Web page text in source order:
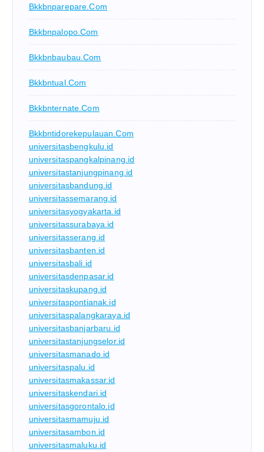
Bkkbnparepare.com
Bkkbnpalopo.com
Bkkbnbaubau.com
Bkkbntual.com
Bkkbnternate.com
Bkkbntidorekepulauan.com
universitasbengkulu.id
universitaspangkalpinang.id
universitastanjungpinang.id
universitasbandung.id
universitassemarang.id
universitasyogyakarta.id
universitassurabaya.id
universitasserang.id
universitasbanten.id
universitasbali.id
universitasdenpasar.id
universitaskupang.id
universitaspontianak.id
universitaspalangkaraya.id
universitasbanjarbaru.id
universitastanjungselor.id
universitasmanado.id
universitaspalu.id
universitasmakassar.id
universitaskendari.id
universitasgorontalo.id
universitasmamuju.id
universitasambon.id
universitasmaluku.id